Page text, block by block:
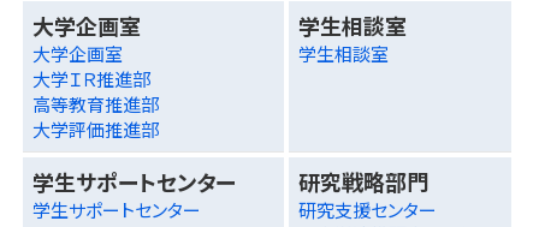
大学企画室
大学企画室
大学ＩＲ推進部
高等教育推進部
大学評価推進部
学生相談室
学生相談室
学生サポートセンター
学生サポートセンター
研究戦略部門
研究支援センター